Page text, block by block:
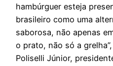
hambúrguer esteja
brasileiro como uma
saborosa, não apenas
o prato, não só a
Poliselli Júnior,